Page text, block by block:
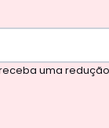
uma